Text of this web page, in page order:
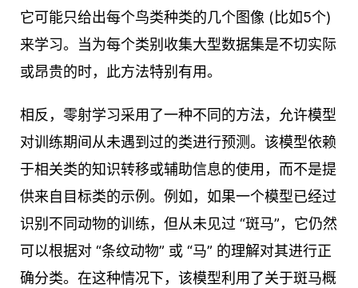
它可能只给出每个鸟类种类的几个图像 (比如5个)
来学习。当为每个类别收集大型数据集是不切实际
或昂贵的时，此方法特别有用。
相反，零射学习采用了一种不同的方法，允许模型
对训练期间从未遇到过的类进行预测。该模型依赖
于相关类的知识转移或辅助信息的使用，而不是提
供来自目标类的示例。例如，如果一个模型已经过
识别不同动物的训练，但从未见过 “斑马”，它仍然
可以根据对 “条纹动物” 或 “马” 的理解对其进行正
确分类。在这种情况下，该模型利用了关于斑马概